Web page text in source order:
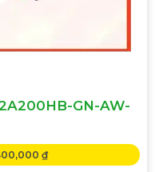
GN-AW-
₫